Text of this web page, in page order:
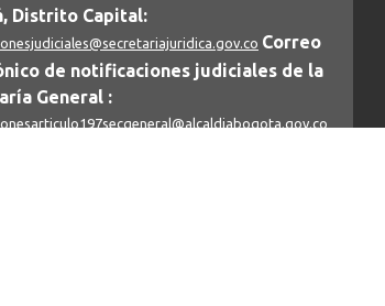
Distrito Capital:
Correo
de notificaciones judiciales de la
General :